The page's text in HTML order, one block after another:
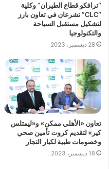
“ترافكو قطاع الطيران” وكلية
“CLC” تشرعان في تعاون بارز
لتشكيل مستقبل السياحة
والتكنولوجيا
28 ديسمبر، 2023
تعاون «الأهلي ممكن» و«ليمتلس
كير» لتقديم كروت تأمين صحي
وخصومات طبية لكبار التجار
18 ديسمبر، 2023